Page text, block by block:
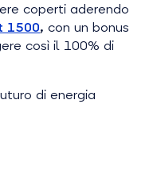
coperti aderendo
1500, con un bonus
così il 100% di
di energia